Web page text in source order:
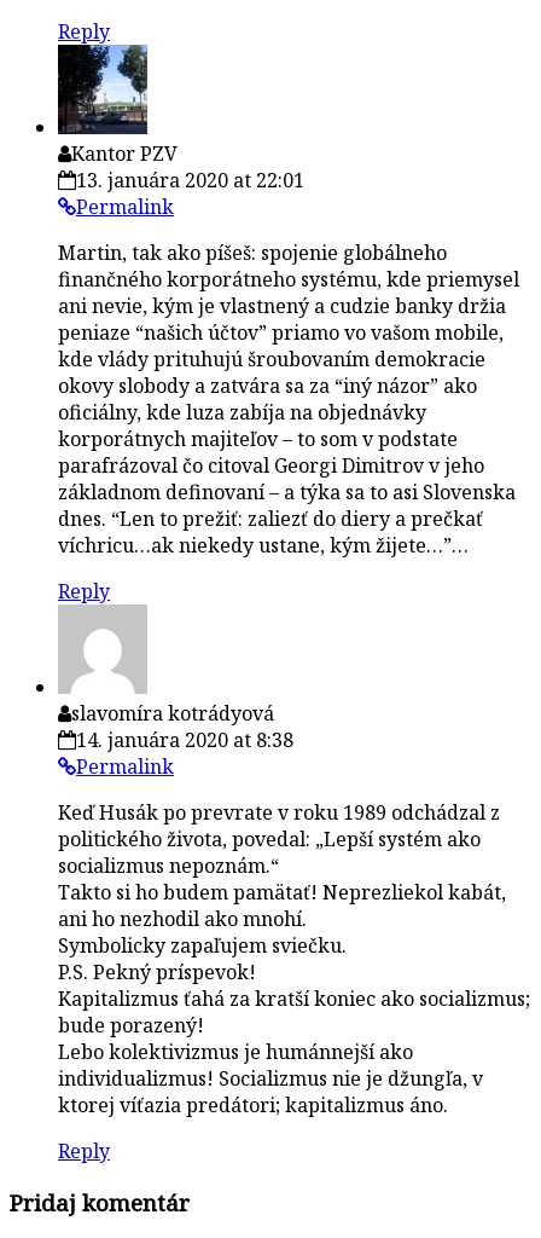
Reply
Kantor PZV
13. januára 2020 at 22:01
Permalink
Martin, tak ako píšeš: spojenie globálneho
finančného korporátneho systému, kde priemysel
ani nevie, kým je vlastnený a cudzie banky držia
peniaze “našich účtov” priamo vo vašom mobile,
kde vlády prituhujú šroubovaním demokracie
okovy slobody a zatvára sa za “iný názor” ako
oficiálny, kde luza zabíja na objednávky
korporátnych majiteľov – to som v podstate
parafrázoval čo citoval Georgi Dimitrov v jeho
základnom definovaní – a týka sa to asi Slovenska
dnes. “Len to prežiť: zaliezť do diery a prečkať
víchricu…ak niekedy ustane, kým žijete…”…
Reply
slavomíra kotrádyová
14. januára 2020 at 8:38
Permalink
Keď Husák po prevrate v roku 1989 odchádzal z
politického života, povedal: „Lepší systém ako
socializmus nepoznám.“
Takto si ho budem pamätať! Neprezliekol kabát,
ani ho nezhodil ako mnohí.
Symbolicky zapaľujem sviečku.
P.S. Pekný príspevok!
Kapitalizmus ťahá za kratší koniec ako socializmus;
bude porazený!
Lebo kolektivizmus je humánnejší ako
individualizmus! Socializmus nie je džungľa, v
ktorej víťazia predátori; kapitalizmus áno.
Reply
Pridaj komentár